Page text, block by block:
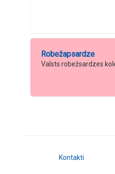
Robežapsardze
Valsts robežsardzes
Kontakti